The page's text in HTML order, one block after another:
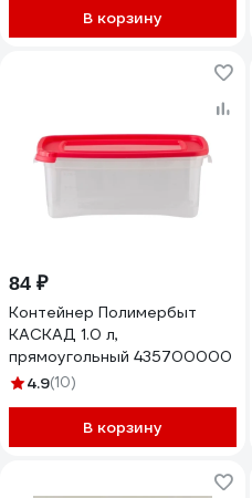
В корзину
84 ₽
Контейнер Полимербыт
КАСКАД 1.0 л,
прямоугольный 435700000
4.9(10)
В корзину